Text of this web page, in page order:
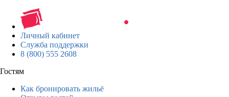
Личный кабинет
Служба поддержки
8 (800) 555 2608
Гостям
Как бронировать жильё